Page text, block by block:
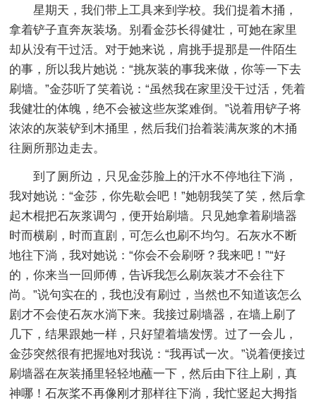
星期天，我们带上工具来到学校。我们提着木捅，
拿着铲子直奔灰装场。别看金莎长得健壮，可她在家里
却从没有干过活。对于她来说，肩挑手提那是一件陌生
的事，所以我片她说：“挑灰装的事我来做，你等一下去
刷墙。”金莎听了笑着说：“虽然我在家里没干过活，凭着
我健壮的体魄，绝不会被这些灰桨难倒。”说着用铲子将
浓浓的灰装铲到木捅里，然后我们抬着装满灰浆的木捅
往厕所那边走去。
到了厕所边，只见金莎脸上的汗水不停地往下淌，
我对她说：“金莎，你先歇会吧！”她朝我笑了笑，然后拿
起木棍把石灰浆调匀，便开始刷墙。只见她拿着刷墙器
时而横刷，时而直剧，可怎么也刷不均匀。石灰水不断
地往下淌，我对她说：“你会不会刷呀？我来吧！”“好
的，你来当一回师傅，告诉我怎么刷灰装才不会往下
尚。”说句实在的，我也没有刷过，当然也不知道该怎么
剧才不会使石灰水淌下来。我接过刷墙器，在墙上刷了
几下，结果跟她一样，只好望着墙发愣。过了一会儿，
金莎突然很有把握地对我说：“我再试一次。”说着便接过
刷墙器在灰装捅里轻轻地蘸一下，然后由下往上刷，真
神哪！石灰桨不再像刚才那样往下淌，我忙竖起大拇指